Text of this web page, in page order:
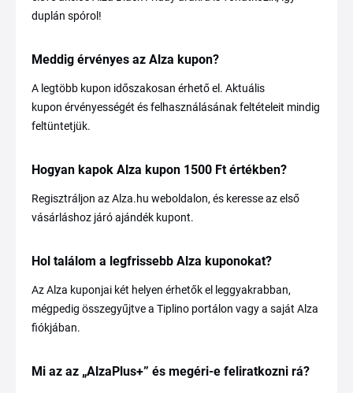
duplán spórol!
Meddig érvényes az Alza kupon?
A legtöbb kupon időszakosan érhető el. Aktuális
kupon érvényességét és felhasználásának feltételeit mindig
feltüntetjük.
Hogyan kapok Alza kupon 1500 Ft értékben?
Regisztráljon az Alza.hu weboldalon, és keresse az első
vásárláshoz járó ajándék kupont.
Hol találom a legfrissebb Alza kuponokat?
Az Alza kuponjai két helyen érhetők el leggyakrabban,
mégpedig összegyűjtve a Tiplino portálon vagy a saját Alza
fiókjában.
Mi az az „AlzaPlus+” és megéri-e feliratkozni rá?